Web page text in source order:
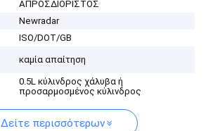
ΑΠΡΟΣΔΙΟΡΙΣΤΟΣ
Newradar
ISO/DOT/GB
καμία απαίτηση
0.5L κύλινδρος χάλυβα ή
προσαρμοσμένος κύλινδρος
Δείτε περισσότερων